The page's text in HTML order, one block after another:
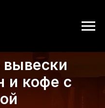
и кофе с